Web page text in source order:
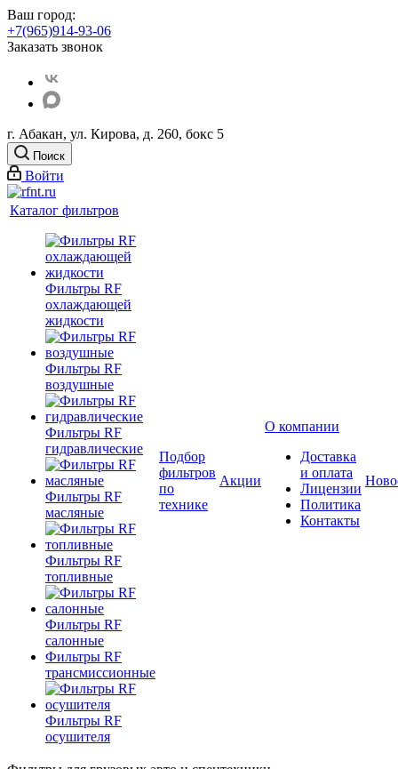
Ваш город:
+7(965)914-93-06
Заказать звонок
г. Абакан, ул. Кирова, д. 260, бокс 5
Поиск
Войти
Каталог фильтров
Фильтры RF
охлаждающей
жидкости
Фильтры RF
воздушные
Фильтры RF
гидравлические
Фильтры RF
масляные
Фильтры RF
топливные
Фильтры RF
салонные
Фильтры RF
трансмиссионные
Фильтры RF
осушителя
Подбор
фильтров
по
технике
Акции
О компании
Доставка
и оплата
Лицензии
Политика
Контакты